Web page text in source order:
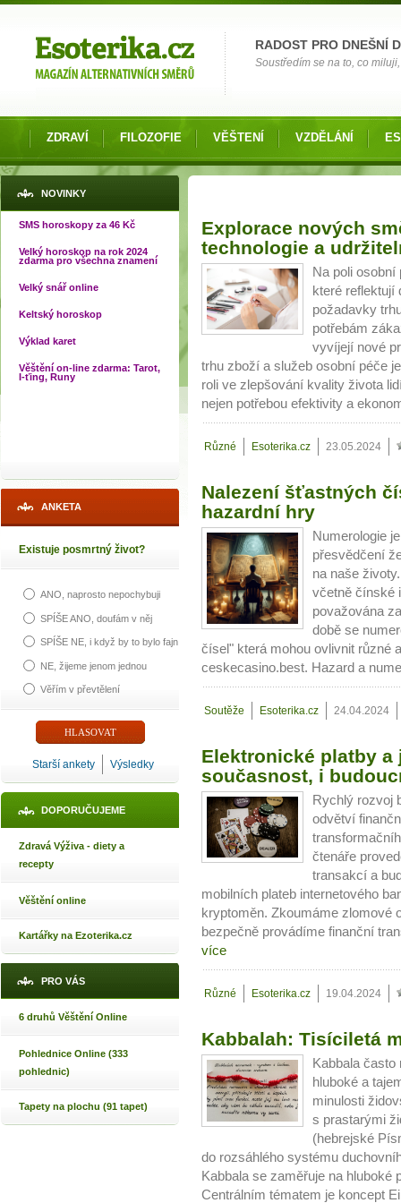
RADOST PRO DNEŠNÍ
Soustředím se na to, co
ZDRAVÍ FILOZOFIE VĚŠTENÍ VZDĚLÁNÍ
NOVINKY
SMS horoskopy za 46 Kč
Velký horoskop na rok 2024
zdarma pro všechna znamení
Velký snář online
Keltský horoskop
Výklad karet
Věštění on-line zdarma: Tarot,
I-ťing, Runy
ANKETA
Existuje posmrtný život?
ANO, naprosto nepochybuji
SPÍŠE ANO, doufám v něj
SPÍŠE NE, i když by to bylo fajn
NE, žijeme jenom jednou
Věřím v převtělení
Starší ankety Výsledky
DOPORUČUJEME
Zdravá Výživa - diety a
recepty
Věštění online
Kartářky na Ezoterika.cz
PRO VÁS
6 druhů Věštění Online
Pohlednice Online (333
pohlednic)
Tapety na plochu (91 tapet)
Explorace nových
technologie a
Na poli
které
požadavky
potřebám
vyvíjejí nové
trhu zboží a služeb osobní péče
roli ve zlepšování kvality života
nejen potřebou efektivity a
Různé Esoterika.cz 23.05.2024
Nalezení šťastných
hazardní hry
Numerologie
přesvědčení
na naše
včetně čínské
považována
době se
čísel" která mohou ovlivnit různé
ceskecasino.best. Hazard a
Soutěže Esoterika.cz 24.04.2024
Elektronické platby a
současnost, i
Rychlý rozvoj
odvětví
čtenáře
transakcí a
mobilních plateb internetového
kryptoměn. Zkoumáme zlomové
bezpečně provádíme finanční
více
Různé Esoterika.cz 19.04.2024
Kabbalah: Tisíciletá
Kabbala
hluboké a
minulosti
s prastarými
(hebrejské
do rozsáhlého systému
Kabbala se zaměřuje na
Centrálním tématem je koncept